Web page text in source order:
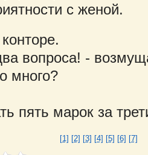
с женой.
вопроса! -
много?
пять марок за
[1] [2] [3] [4] [5] [6] [7]